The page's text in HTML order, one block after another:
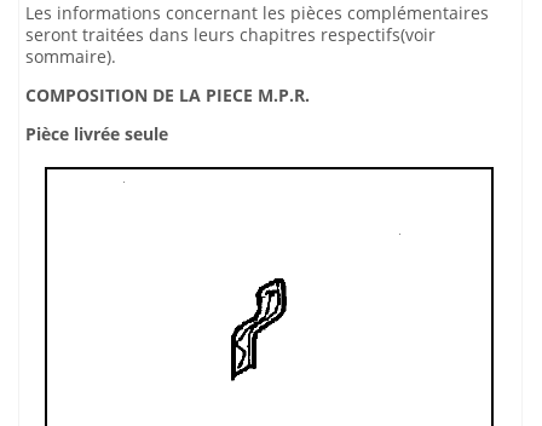
Les informations concernant les pièces complémentaires
seront traitées dans leurs chapitres respectifs(voir
sommaire).
COMPOSITION DE LA PIECE M.P.R.
Pièce livrée seule